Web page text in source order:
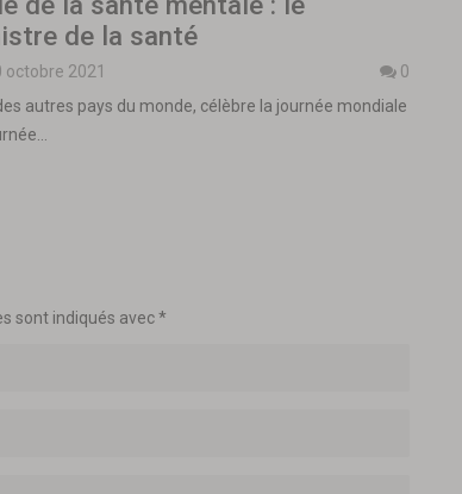
de la santé
octobre 2021
0
des autres pays du monde, célèbre la journée mondiale
sont indiqués avec*